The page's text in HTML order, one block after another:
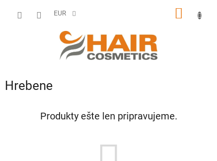
EUR
Hrebene
Produkty ešte len pripravujeme.